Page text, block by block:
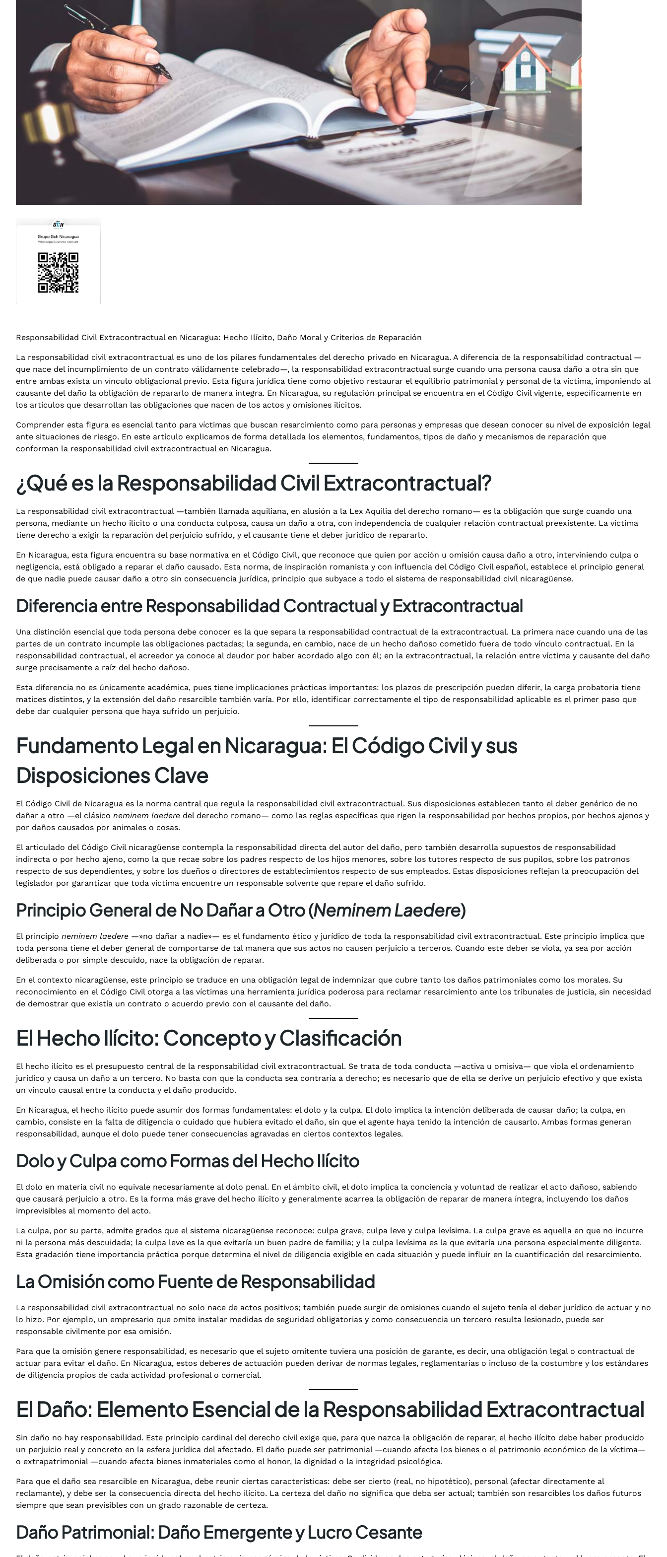
Responsabilidad Civil Extracontractual en Nicaragua: Hecho Ilícito, Daño Moral y Criterios de Reparación
La responsabilidad civil extracontractual es uno de los pilares fundamentales del derecho privado en Nicaragua. A diferencia de la responsabilidad contractual —
que nace del incumplimiento de un contrato válidamente celebrado—, la responsabilidad extracontractual surge cuando una persona causa daño a otra sin que
entre ambas exista un vínculo obligacional previo. Esta figura jurídica tiene como objetivo restaurar el equilibrio patrimonial y personal de la víctima, imponiendo al
causante del daño la obligación de repararlo de manera íntegra. En Nicaragua, su regulación principal se encuentra en el Código Civil vigente, específicamente en
los artículos que desarrollan las obligaciones que nacen de los actos y omisiones ilícitos.
Comprender esta figura es esencial tanto para víctimas que buscan resarcimiento como para personas y empresas que desean conocer su nivel de exposición legal
ante situaciones de riesgo. En este artículo explicamos de forma detallada los elementos, fundamentos, tipos de daño y mecanismos de reparación que
conforman la responsabilidad civil extracontractual en Nicaragua.
¿Qué es la Responsabilidad Civil Extracontractual?
La responsabilidad civil extracontractual —también llamada aquiliana, en alusión a la Lex Aquilia del derecho romano— es la obligación que surge cuando una
persona, mediante un hecho ilícito o una conducta culposa, causa un daño a otra, con independencia de cualquier relación contractual preexistente. La víctima
tiene derecho a exigir la reparación del perjuicio sufrido, y el causante tiene el deber jurídico de repararlo.
En Nicaragua, esta figura encuentra su base normativa en el Código Civil, que reconoce que quien por acción u omisión causa daño a otro, interviniendo culpa o
negligencia, está obligado a reparar el daño causado. Esta norma, de inspiración romanista y con influencia del Código Civil español, establece el principio general
de que nadie puede causar daño a otro sin consecuencia jurídica, principio que subyace a todo el sistema de responsabilidad civil nicaragüense.
Diferencia entre Responsabilidad Contractual y Extracontractual
Una distinción esencial que toda persona debe conocer es la que separa la responsabilidad contractual de la extracontractual. La primera nace cuando una de las
partes de un contrato incumple las obligaciones pactadas; la segunda, en cambio, nace de un hecho dañoso cometido fuera de todo vínculo contractual. En la
responsabilidad contractual, el acreedor ya conoce al deudor por haber acordado algo con él; en la extracontractual, la relación entre víctima y causante del daño
surge precisamente a raíz del hecho dañoso.
Esta diferencia no es únicamente académica, pues tiene implicaciones prácticas importantes: los plazos de prescripción pueden diferir, la carga probatoria tiene
matices distintos, y la extensión del daño resarcible también varía. Por ello, identificar correctamente el tipo de responsabilidad aplicable es el primer paso que
debe dar cualquier persona que haya sufrido un perjuicio.
Fundamento Legal en Nicaragua: El Código Civil y sus
Disposiciones Clave
El Código Civil de Nicaragua es la norma central que regula la responsabilidad civil extracontractual. Sus disposiciones establecen tanto el deber genérico de no
dañar a otro —el clásico neminem laedere del derecho romano— como las reglas específicas que rigen la responsabilidad por hechos propios, por hechos ajenos y
por daños causados por animales o cosas.
El articulado del Código Civil nicaragüense contempla la responsabilidad directa del autor del daño, pero también desarrolla supuestos de responsabilidad
indirecta o por hecho ajeno, como la que recae sobre los padres respecto de los hijos menores, sobre los tutores respecto de sus pupilos, sobre los patronos
respecto de sus dependientes, y sobre los dueños o directores de establecimientos respecto de sus empleados. Estas disposiciones reflejan la preocupación del
legislador por garantizar que toda víctima encuentre un responsable solvente que repare el daño sufrido.
Principio General de No Dañar a Otro (Neminem Laedere)
El principio neminem laedere —»no dañar a nadie»— es el fundamento ético y jurídico de toda la responsabilidad civil extracontractual. Este principio implica que
toda persona tiene el deber general de comportarse de tal manera que sus actos no causen perjuicio a terceros. Cuando este deber se viola, ya sea por acción
deliberada o por simple descuido, nace la obligación de reparar.
En el contexto nicaragüense, este principio se traduce en una obligación legal de indemnizar que cubre tanto los daños patrimoniales como los morales. Su
reconocimiento en el Código Civil otorga a las víctimas una herramienta jurídica poderosa para reclamar resarcimiento ante los tribunales de justicia, sin necesidad
de demostrar que existía un contrato o acuerdo previo con el causante del daño.
El Hecho Ilícito: Concepto y Clasificación
El hecho ilícito es el presupuesto central de la responsabilidad civil extracontractual. Se trata de toda conducta —activa u omisiva— que viola el ordenamiento
jurídico y causa un daño a un tercero. No basta con que la conducta sea contraria a derecho; es necesario que de ella se derive un perjuicio efectivo y que exista
un vínculo causal entre la conducta y el daño producido.
En Nicaragua, el hecho ilícito puede asumir dos formas fundamentales: el dolo y la culpa. El dolo implica la intención deliberada de causar daño; la culpa, en
cambio, consiste en la falta de diligencia o cuidado que hubiera evitado el daño, sin que el agente haya tenido la intención de causarlo. Ambas formas generan
responsabilidad, aunque el dolo puede tener consecuencias agravadas en ciertos contextos legales.
Dolo y Culpa como Formas del Hecho Ilícito
El dolo en materia civil no equivale necesariamente al dolo penal. En el ámbito civil, el dolo implica la conciencia y voluntad de realizar el acto dañoso, sabiendo
que causará perjuicio a otro. Es la forma más grave del hecho ilícito y generalmente acarrea la obligación de reparar de manera íntegra, incluyendo los daños
imprevisibles al momento del acto.
La culpa, por su parte, admite grados que el sistema nicaragüense reconoce: culpa grave, culpa leve y culpa levísima. La culpa grave es aquella en que no incurre
ni la persona más descuidada; la culpa leve es la que evitaría un buen padre de familia; y la culpa levísima es la que evitaría una persona especialmente diligente.
Esta gradación tiene importancia práctica porque determina el nivel de diligencia exigible en cada situación y puede influir en la cuantificación del resarcimiento.
La Omisión como Fuente de Responsabilidad
La responsabilidad civil extracontractual no solo nace de actos positivos; también puede surgir de omisiones cuando el sujeto tenía el deber jurídico de actuar y no
lo hizo. Por ejemplo, un empresario que omite instalar medidas de seguridad obligatorias y como consecuencia un tercero resulta lesionado, puede ser
responsable civilmente por esa omisión.
Para que la omisión genere responsabilidad, es necesario que el sujeto omitente tuviera una posición de garante, es decir, una obligación legal o contractual de
actuar para evitar el daño. En Nicaragua, estos deberes de actuación pueden derivar de normas legales, reglamentarias o incluso de la costumbre y los estándares
de diligencia propios de cada actividad profesional o comercial.
El Daño: Elemento Esencial de la Responsabilidad Extracontractual
Sin daño no hay responsabilidad. Este principio cardinal del derecho civil exige que, para que nazca la obligación de reparar, el hecho ilícito debe haber producido
un perjuicio real y concreto en la esfera jurídica del afectado. El daño puede ser patrimonial —cuando afecta los bienes o el patrimonio económico de la víctima—
o extrapatrimonial —cuando afecta bienes inmateriales como el honor, la dignidad o la integridad psicológica.
Para que el daño sea resarcible en Nicaragua, debe reunir ciertas características: debe ser cierto (real, no hipotético), personal (afectar directamente al
reclamante), y debe ser la consecuencia directa del hecho ilícito. La certeza del daño no significa que deba ser actual; también son resarcibles los daños futuros
siempre que sean previsibles con un grado razonable de certeza.
Daño Patrimonial: Daño Emergente y Lucro Cesante